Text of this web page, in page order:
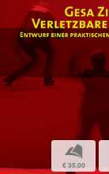
b
€ 35,00